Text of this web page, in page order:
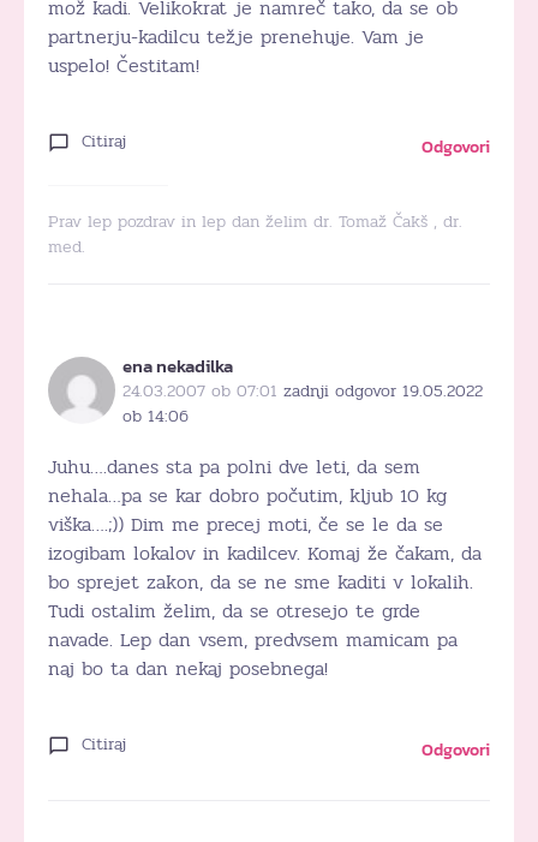
mož kadi. Velikokrat je namreč tako, da se ob
partnerju-kadilcu težje prenehuje. Vam je
uspelo! Čestitam!
Citiraj Odgovori
Prav lep pozdrav in lep dan želim dr. Tomaž Čakš , dr.
med.
ena nekadilka
24.03.2007 ob 07:01 zadnji odgovor 19.05.2022
ob 14:06
Juhu….danes sta pa polni dve leti, da sem
nehala…pa se kar dobro počutim, kljub 10 kg
viška….;)) Dim me precej moti, če se le da se
izogibam lokalov in kadilcev. Komaj že čakam, da
bo sprejet zakon, da se ne sme kaditi v lokalih.
Tudi ostalim želim, da se otresejo te grde
navade. Lep dan vsem, predvsem mamicam pa
naj bo ta dan nekaj posebnega!
Citiraj Odgovori